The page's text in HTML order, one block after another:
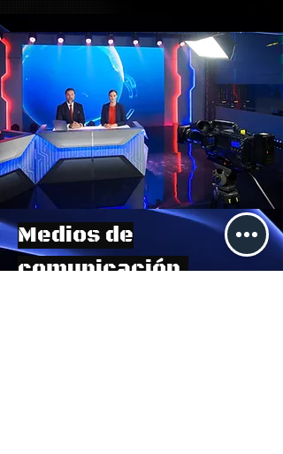
Medios de
comunicación.